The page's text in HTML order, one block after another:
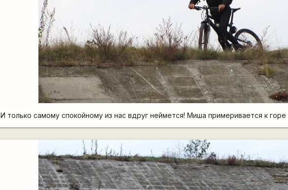
И только самому спокойному из нас вдруг неймется! Миша примеривается к горе